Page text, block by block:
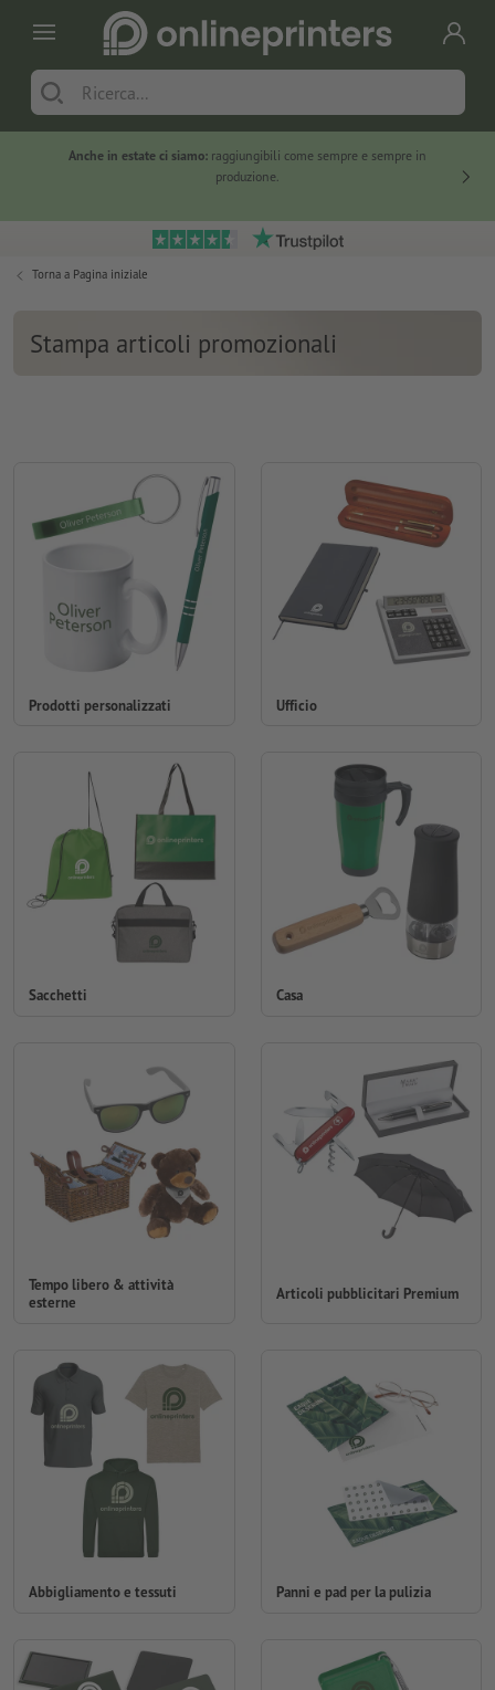
Anche in estate ci siamo: raggiungibili come sempre e sempre in
produzione.
Torna a Pagina iniziale
Stampa articoli promozionali
Prodotti personalizzati Ufficio
Sacchetti Casa
Tempo libero & attività
esterne
Articoli pubblicitari Premium
Abbigliamento e tessuti Panni e pad per la pulizia